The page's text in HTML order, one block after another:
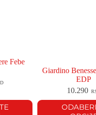
Febe
Giardino
EDP
10.290